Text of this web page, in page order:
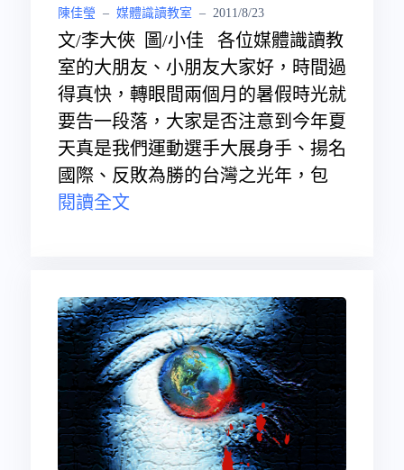
陳佳瑩 – 媒體識讀教室 – 2011/8/23
文/李大俠 圖/小佳 各位媒體識讀教
室的大朋友、小朋友大家好，時間過
得真快，轉眼間兩個月的暑假時光就
要告一段落，大家是否注意到今年夏
天真是我們運動選手大展身手、揚名
國際、反敗為勝的台灣之光年，包
閱讀全文